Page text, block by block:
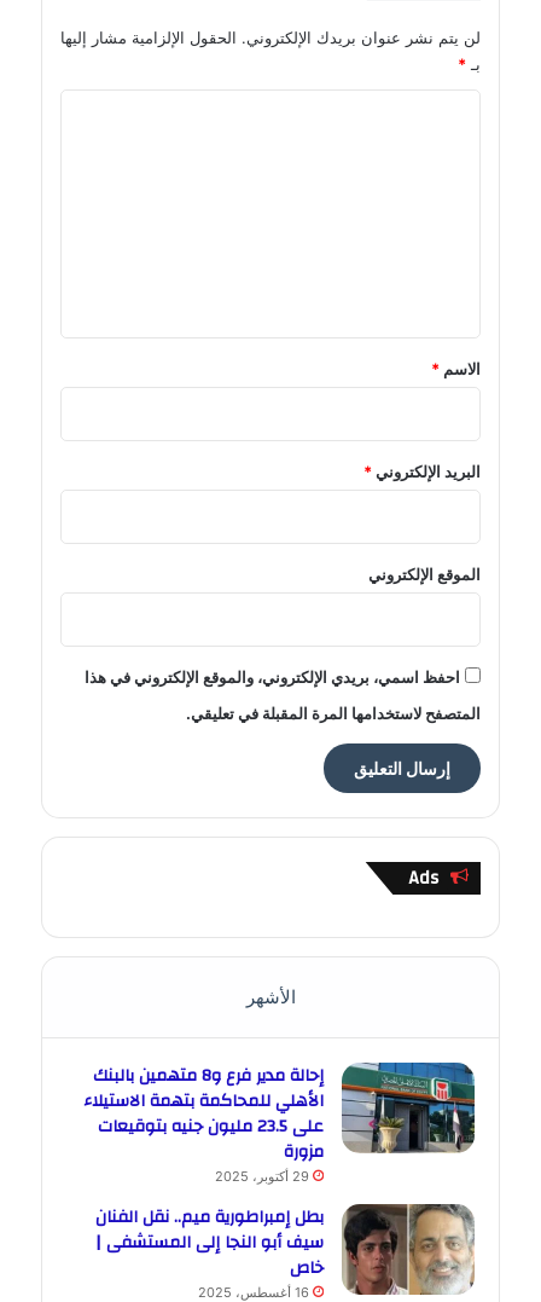
لن يتم نشر عنوان بريدك الإلكتروني. الحقول الإلزامية مشار إليها
بـ *
*
الاسم *
البريد الإلكتروني*
الموقع الإلكتروني
احفظ اسمي، بريدي الإلكتروني، والموقع الإلكتروني في هذا
المتصفح لاستخدامها المرة المقبلة في تعليقي.
Ads
الأشهر
إحالة مدير فرع و8 متهمين بالبنك
الأهلي للمحاكمة بتهمة الاستيلاء
على 23.5 مليون جنيه بتوقيعات
مزورة
29 أكتوبر، 2025
بطل إمبراطورية ميم.. نقل الفنان
سيف أبو النجا إلى المستشفى |
خاص
16 أغسطس، 2025